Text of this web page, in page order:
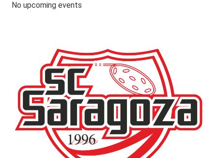
No upcoming events